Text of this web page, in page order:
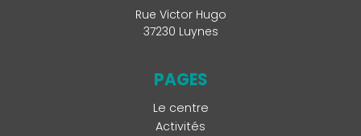
Rue Victor Hugo
37230 Luynes
PAGES
Le centre
Activités